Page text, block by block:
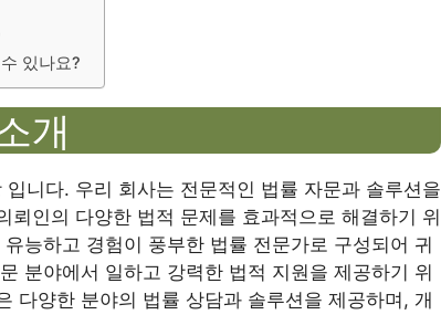
있나요?
개
니다. 우리 회사는 전문적인 법률 자문과 솔루션을
인의 다양한 법적 문제를 효과적으로 해결하기 위
능하고 경험이 풍부한 법률 전문가로 구성되어 귀
분야에서 일하고 강력한 법적 지원을 제공하기 위
다양한 분야의 법률 상담과 솔루션을 제공하며, 개